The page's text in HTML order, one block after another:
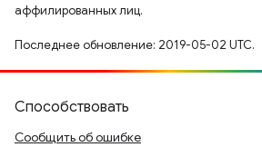
аффилированных лиц.
Последнее обновление: 2019-05-02 UTC.
Способствовать
Сообщить об ошибке